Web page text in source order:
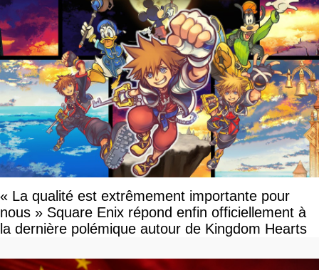
« La qualité est extrêmement importante pour
nous » Square Enix répond enfin officiellement à
la dernière polémique autour de Kingdom Hearts